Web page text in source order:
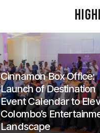
Cinnamon Box Office:
Launch of Destination
Event Calendar to
Colombo’s
Landscape